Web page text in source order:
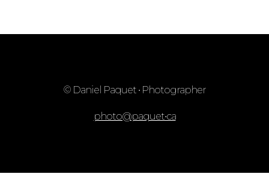
© Daniel Paquet • Photographer
photo@paquet•ca